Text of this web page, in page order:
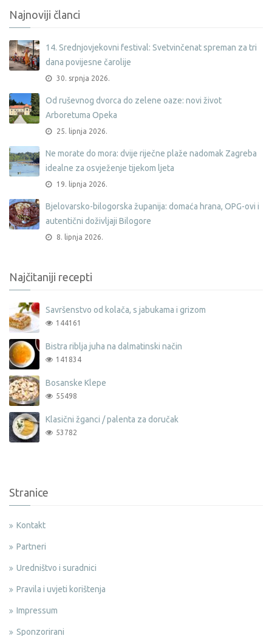
Najnoviji članci
14. Srednjovjekovni festival: Svetvinčenat spreman za tri
dana povijesne čarolije
30. srpnja 2026.
Od ruševnog dvorca do zelene oaze: novi život
Arboretuma Opeka
25. lipnja 2026.
Ne morate do mora: dvije riječne plaže nadomak Zagreba
idealne za osvježenje tijekom ljeta
19. lipnja 2026.
Bjelovarsko-bilogorska županija: domaća hrana, OPG-ovi i
autentični doživljaji Bilogore
8. lipnja 2026.
Najčitaniji recepti
Savršenstvo od kolača, s jabukama i grizom
144161
Bistra riblja juha na dalmatinski način
141834
Bosanske Klepe
55498
Klasični žganci / palenta za doručak
53782
Stranice
Kontakt
Partneri
Uredništvo i suradnici
Pravila i uvjeti korištenja
Impressum
Sponzorirani